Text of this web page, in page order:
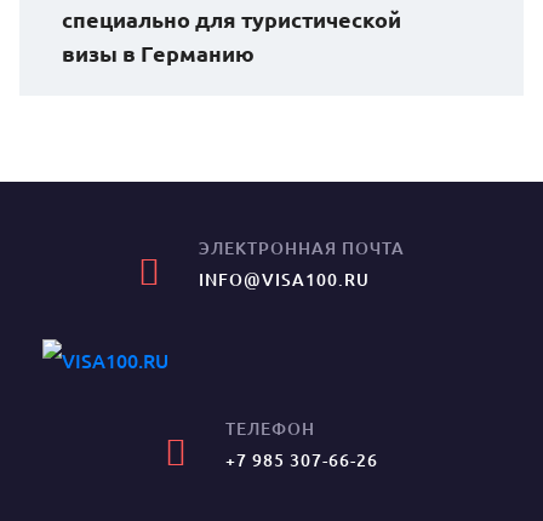
специально для туристической
визы в Германию
ЭЛЕКТРОННАЯ ПОЧТА
INFO@VISA100.RU
ТЕЛЕФОН
+7 985 307-66-26